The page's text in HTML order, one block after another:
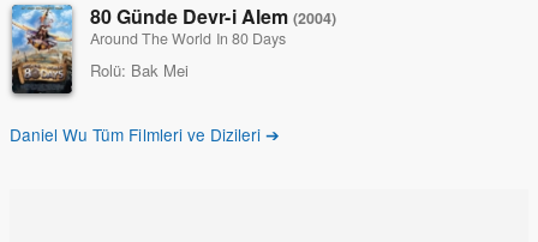
80 Günde Devr-i Alem (2004)
Around The World In 80 Days
Rolü: Bak Mei
Daniel Wu Tüm Filmleri ve Dizileri ➔